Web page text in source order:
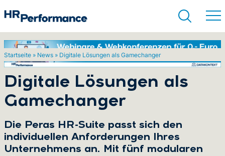
Startseite » News » Digitale Lösungen als Gamechanger
Digitale Lösungen als
Gamechanger
Die Peras HR-Suite passt sich den
individuellen Anforderungen Ihres
Unternehmens an. Mit fünf modularen